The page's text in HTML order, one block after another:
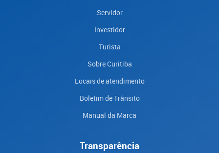
Servidor
Investidor
Turista
Sobre Curitiba
Locais de atendimento
Boletim de Trânsito
Manual da Marca
Transparência